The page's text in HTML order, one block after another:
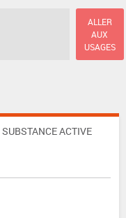
ALLER
AUX
USAGES
ACTIVE